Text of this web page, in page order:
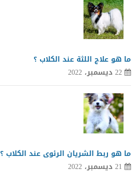
ما هو علاج اللثة عند الكلاب ؟
22 ديسمبر، 2022
ما هو ربط الشريان الرئوى عند الكلاب ؟
21 ديسمبر، 2022